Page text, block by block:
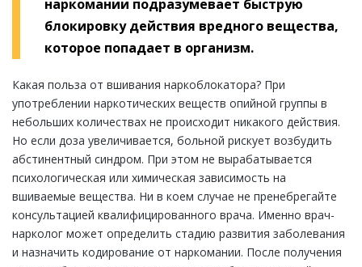
наркомании подразумевает быструю
блокировку действия вредного вещества,
которое попадает в организм.
Какая польза от вшивания наркоблокатора? При
употреблении наркотических веществ опийной группы в
небольших количествах не происходит никакого действия.
Но если доза увеличивается, больной рискует возбудить
абстинентный синдром. При этом не вырабатывается
психологическая или химическая зависимость на
вшиваемые вещества. Ни в коем случае не пренебрегайте
консультацией квалифицированного врача. Именно врач-
нарколог может определить стадию развития заболевания
и назначить кодирование от наркомании. После получения